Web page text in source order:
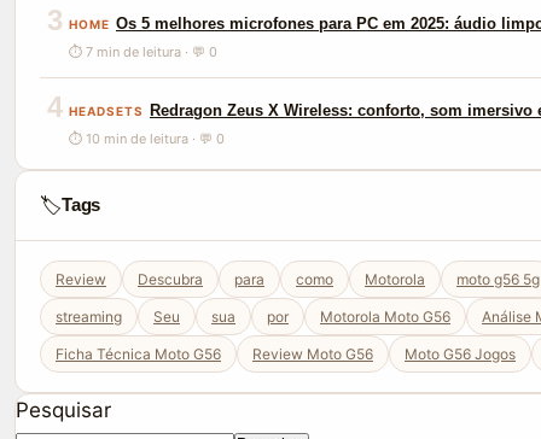
3 HOME Os 5 melhores microfones para PC em 2025: áudio
⏱ 7 min de leitura · 💬 0
4 HEADSETS Redragon Zeus X Wireless: conforto, som imersivo
⏱ 10 min de leitura · 💬 0
🏷️Tags
Review Descubra para como Motorola moto g56 5g
streaming Seu sua por Motorola Moto G56 Análise
Ficha Técnica Moto G56 Review Moto G56 Moto G56 Jogos
Pesquisar